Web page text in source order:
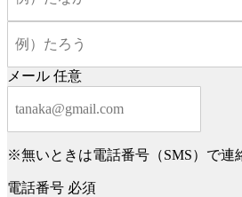
メール 任意
※無いときは電話番号（SMS）で連
電話番号 必須